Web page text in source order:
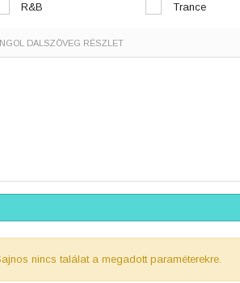
R&B
Trance
DALSZÖVEG RÉSZLET
nincs találat a megadott paraméterekre.